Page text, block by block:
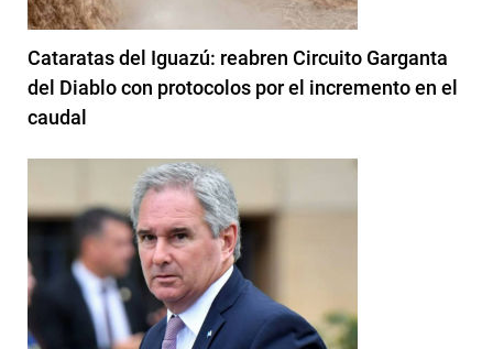
Cataratas del Iguazú: reabren Circuito Garganta
del Diablo con protocolos por el incremento en el
caudal